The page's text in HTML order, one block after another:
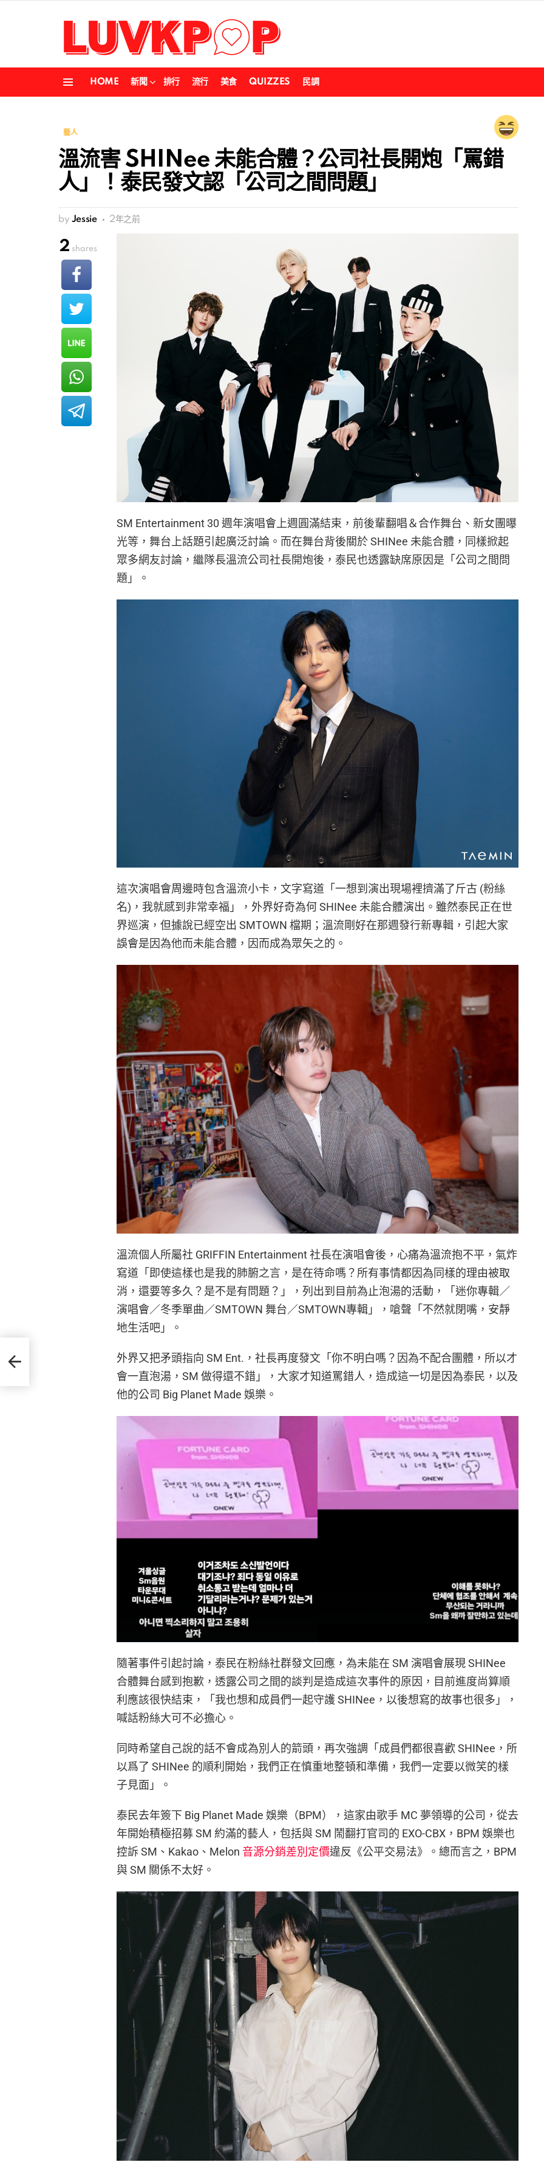
HOME 新聞 排行 流行 美食 QUIZZES 民調
藝人
溫流害 SHINee 未能合體？公司社長開炮「罵錯
人」！泰民發文認「公司之間問題」
by Jessie 2年之前
SM Entertainment 30 週年演唱會上週圓滿結束，前後輩翻唱＆合作舞台、新女團曝
光等，舞台上話題引起廣泛討論。而在舞台背後關於 SHINee 未能合體，同樣掀起
眾多網友討論，繼隊長溫流公司社長開炮後，泰民也透露缺席原因是「公司之間問
題」。
這次演唱會周邊時包含溫流小卡，文字寫道「一想到演出現場裡擠滿了斤古 (粉絲
名)，我就感到非常幸福」，外界好奇為何 SHINee 未能合體演出。雖然泰民正在世
界巡演，但據說已經空出 SMTOWN 檔期；溫流剛好在那週發行新專輯，引起大家
誤會是因為他而未能合體，因而成為眾矢之的。
溫流個人所屬社 GRIFFIN Entertainment 社長在演唱會後，心痛為溫流抱不平，氣炸
寫道「即使這樣也是我的肺腑之言，是在待命嗎？所有事情都因為同樣的理由被取
消，還要等多久？是不是有問題？」，列出到目前為止泡湯的活動，「迷你專輯／
演唱會／冬季單曲／SMTOWN 舞台／SMTOWN專輯」，嗆聲「不然就閉嘴，安靜
地生活吧」。
外界又把矛頭指向 SM Ent.，社長再度發文「你不明白嗎？因為不配合團體，所以才
會一直泡湯，SM 做得還不錯」，大家才知道罵錯人，造成這一切是因為泰民，以及
他的公司 Big Planet Made 娛樂。
隨著事件引起討論，泰民在粉絲社群發文回應，為未能在 SM 演唱會展現 SHINee
合體舞台感到抱歉，透露公司之間的談判是造成這次事件的原因，目前進度尚算順
利應該很快結束，「我也想和成員們一起守護 SHINee，以後想寫的故事也很多」，
喊話粉絲大可不必擔心。
同時希望自己說的話不會成為別人的箭頭，再次強調「成員們都很喜歡 SHINee，所
以爲了 SHINee 的順利開始，我們正在慎重地整頓和準備，我們一定要以微笑的樣
子見面」。
泰民去年簽下 Big Planet Made 娛樂（BPM），這家由歌手 MC 夢領導的公司，從去
年開始積極招募 SM 約滿的藝人，包括與 SM 鬧翻打官司的 EXO-CBX，BPM 娛樂也
控訴 SM、Kakao、Melon 音源分銷差別定價違反《公平交易法》。總而言之，BPM
與 SM 關係不太好。
2 shares
請